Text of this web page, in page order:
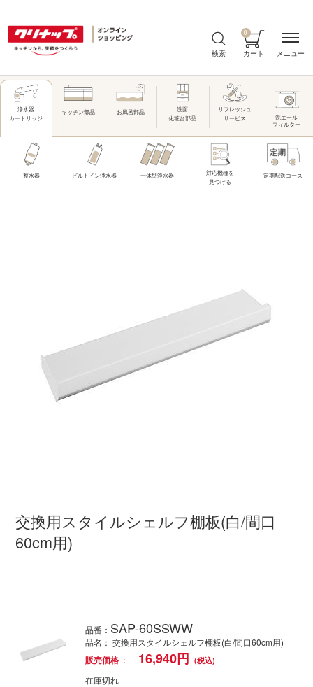
検索 カート
0
浄水器
カートリッジ
キッチン部品 お風呂部品
洗面
化粧台部品
リフレッシュ
サービス
洗エール
フィルター
整水器 ビルトイン浄水器 一体型浄水器
対応機種を
見つける
定期配送コース
交換用スタイルシェルフ棚板(白/間口
60cm用)
品番： SAP-60SSWW
品名： 交換用スタイルシェルフ棚板(白/間口60cm用)
販売価格
16,940円
在庫切れ
メニュー